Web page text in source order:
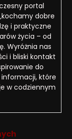
portal
dobre
i praktyczne
życia – od
Wyróżnia nas
i bliski kontakt
do
które
w codziennym